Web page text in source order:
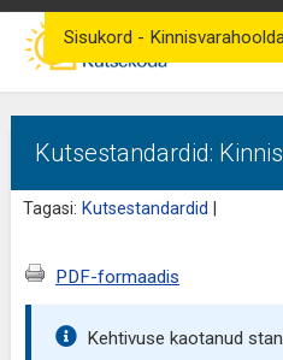
Kutsestandardid:
Tagasi: Kutsestandardid
Sisukord -
PDF-formaadis
Kehtivuse kaotanud